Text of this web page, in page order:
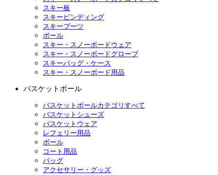
スキー板
スキービンディング
スキーブーツ
ポール
スキー・スノーボードウェア
スキー・スノーボードグローブ
スキーバッグ・ケース
スキー・スノーボード用品
バスケットボール
バスケットボールカテゴリすべて
バスケットシューズ
バスケットウェア
レフェリー用品
ボール
コート用品
バッグ
アクセサリー・グッズ